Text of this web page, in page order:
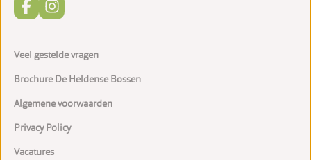
Veel gestelde vragen
Brochure De Heldense Bossen
Algemene voorwaarden
Privacy Policy
Vacatures